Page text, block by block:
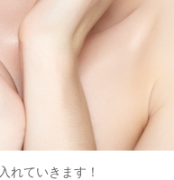
れていきます！